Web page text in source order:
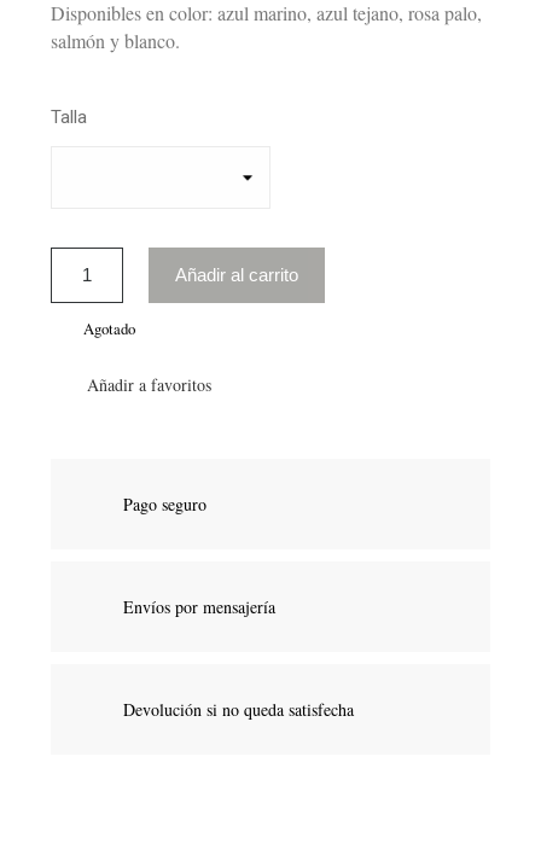
Disponibles en color: azul marino, azul tejano, rosa palo,
salmón y blanco.
Talla
Añadir al carrito
Agotado
Añadir a favoritos
Pago seguro
Envíos por mensajería
Devolución si no queda satisfecha